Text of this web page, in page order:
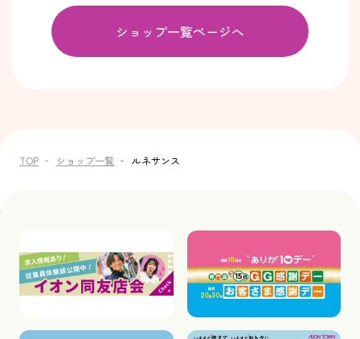
ショップ一覧ページへ
TOP ショップ一覧 ルネサンス